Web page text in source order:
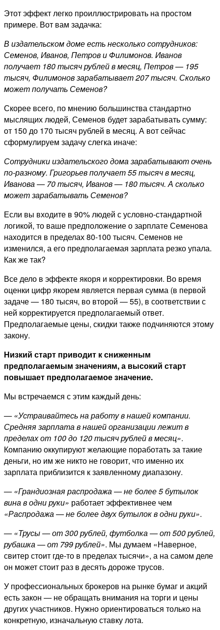
Этот эффект легко проиллюстрировать на простом
примере. Вот вам задачка:
В издательском доме есть несколько сотрудников:
Семенов, Иванов, Петров и Филимонов. Иванов
получает 180 тысяч рублей в месяц, Петров — 195
тысяч, Филимонов зарабатывает 207 тысяч. Сколько
может получать Семенов?
Скорее всего, по мнению большинства стандартно
мыслящих людей, Семенов будет зарабатывать сумму:
от 150 до 170 тысяч рублей в месяц. А вот сейчас
сформулируем задачу слегка иначе:
Сотрудники издательского домазарабатывают очень
по-разному. Григорьев получает 55 тысяч в месяц,
Иванова — 70 тысяч, Иванов — 180 тысяч. А сколько
может зарабатывать Семенов?
Если вы входите в 90% людей с условно-стандартной
логикой, то ваше предположение о зарплате Семенова
находится в пределах 80-100 тысяч. Семенов не
изменился, а его предполагаемая зарплата резко упала.
Как же так?
Все дело в эффекте якоря и корректировки. Во время
оценки цифр якорем является первая сумма (в первой
задаче — 180 тысяч, во второй — 55), в соответствии с
ней корректируется предполагаемый ответ.
Предполагаемые цены, скидки также подчиняются этому
закону.
Низкий старт приводит к сниженным
предполагаемым значениям, а высокий старт
повышает предполагаемое значение.
Мы встречаемся с этим каждый день:
— «Устраивайтесь на работу в нашей компании.
Средняя зарплата в нашей организации лежит в
пределах от 100 до 120 тысяч рублей в месяц».
Компанию оккупируют желающие поработать за такие
деньги, но им же никто не говорит, что именно их
зарплата приблизится к заявленному диапазону.
— «Грандиозная распродажа — не более 5 бутылок
вина в одни руки» работает эффективнее чем
«Распродажа — не более двух бутылок в одни руки».
— «Трусы — от 300 рублей, футболка — от 500 рублей,
рубашка — от 799 рублей». Мы думаем «Наверное,
свитер стоит где-то в пределах тысячи», а на самом деле
он может стоит раз в десять дороже трусов.
У профессиональных брокеров на рынке бумаг и акций
есть закон — не обращать внимания на торги и цены
других участников. Нужно ориентироваться только на
конкретную, изначальную ставку лота.